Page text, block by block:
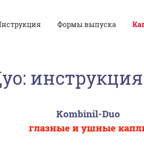
Формы выпуска
Kombinil-Duo
глазные и ушные